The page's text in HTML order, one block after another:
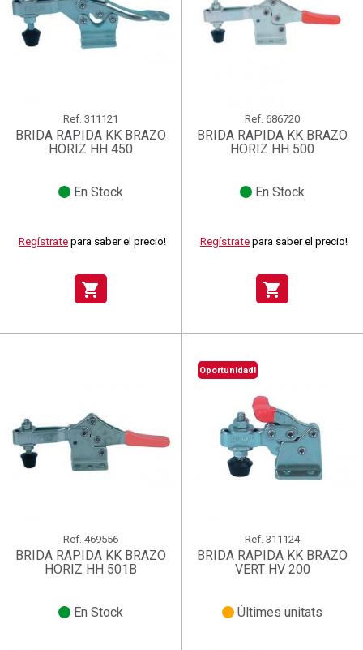
Ref. 311121
BRIDA RAPIDA KK BRAZO
HORIZ HH 450
En Stock
Regístrate para saber el precio!
shopping_cart
Ref. 686720
BRIDA RAPIDA KK BRAZO
HORIZ HH 500
En Stock
Regístrate para saber el precio!
shopping_cart
Ref. 469556
BRIDA RAPIDA KK BRAZO
HORIZ HH 501B
En Stock
Oportunidad!
Ref. 311124
BRIDA RAPIDA KK BRAZO
VERT HV 200
Últimes unitats